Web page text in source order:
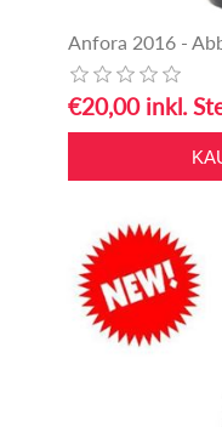
Anfora 2016 -
€20,00 inkl.